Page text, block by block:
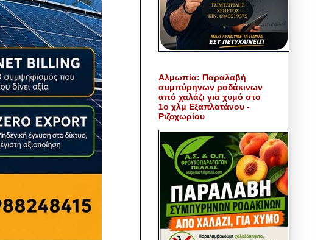
Αλμωπία: Παραλαβή
συμπύρηνων ροδάκινων
από χαλάζι για χυμό στο
1ο χλμ Εξαπλατάνου -
Ριζοχωρίου